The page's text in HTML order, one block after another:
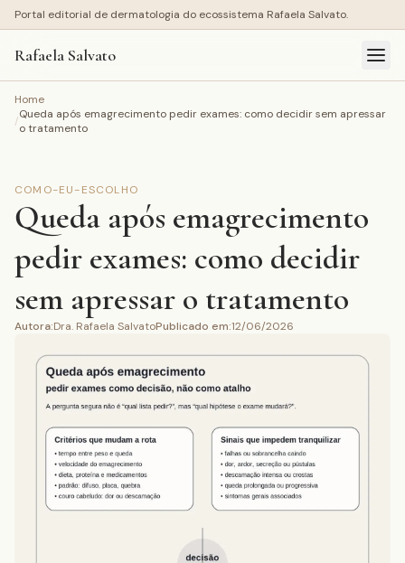
Portal editorial de dermatologia do ecossistema Rafaela Salvato.
Rafaela Salvato
Home
/Queda após emagrecimento pedir exames: como decidir sem apressar
o tratamento
COMO-EU-ESCOLHO
Queda após emagrecimento
pedir exames: como decidir
sem apressar o tratamento
Autora:Dra. Rafaela SalvatoPublicado em:12/06/2026